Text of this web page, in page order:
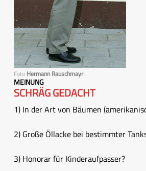
Foto Hermann Rauschmayr
MEINUNG
SCHRÄG GEDACHT
1) In der Art von Bäumen
2) Große Öllacke bei bestimmter
3) Honorar für Kinderaufpasser?